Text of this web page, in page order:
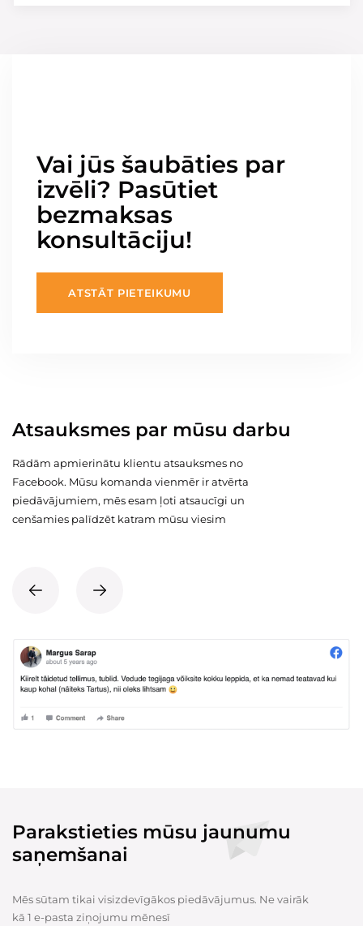
Vai jūs šaubāties par
izvēli? Pasūtiet
bezmaksas
konsultāciju!
ATSTĀT PIETEIKUMU
Atsauksmes par mūsu darbu
Rādām apmierinātu klientu atsauksmes no
Facebook. Mūsu komanda vienmēr ir atvērta
piedāvājumiem, mēs esam ļoti atsaucīgi un
cenšamies palīdzēt katram mūsu viesim
Parakstieties mūsu jaunumu
saņemšanai
Mēs sūtam tikai visizdevīgākos piedāvājumus. Ne vairāk
kā 1 e-pasta ziņojumu mēnesī